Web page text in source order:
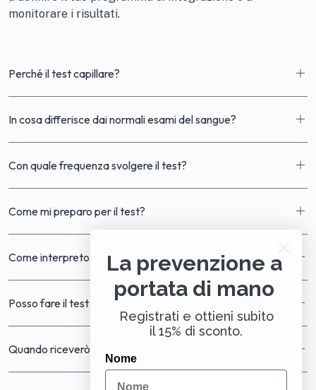
monitorare i risultati.
Perché il test capillare?
In cosa differisce dai normali esami del sangue?
Con quale frequenza svolgere il test?
Come mi preparo per il test?
Come interpreto i risultati?
Posso fare il test se assumo farmaci?
Quando riceverò i risultati del test?
La prevenzione a
portata di mano
Registrati e ottieni subito
il 15% di sconto.
Nome